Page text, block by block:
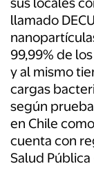
sus locales
llamado
99,99% de
y al mismo
cargas
según
en Chile
cuenta con
Salud Pública